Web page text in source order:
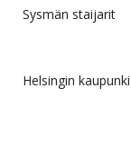
Sysmän staijarit
Helsingin kaupunki